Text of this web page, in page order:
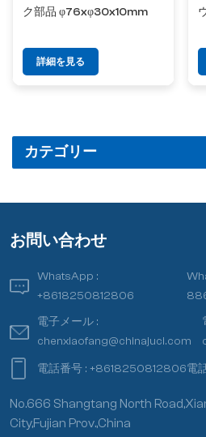
ク部品 φ76xφ30x10mm
詳細を見る
カテゴリー
お問い合わせ
WhatsApp :
+8618250812806
電子メール :
chenxiaofang@chinajuci.com
電話番号 :+8618250812806電
No.666 Shangtang North
City,Fujian Prov.,China